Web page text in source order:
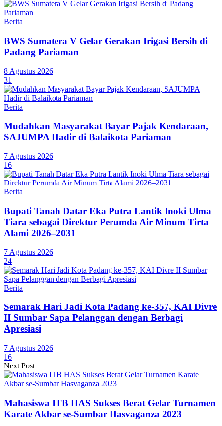
Berita
BWS Sumatera V Gelar Gerakan Irigasi Bersih di
Padang Pariaman
8 Agustus 2026
31
Berita
Mudahkan Masyarakat Bayar Pajak Kendaraan,
SAJUMPA Hadir di Balaikota Pariaman
7 Agustus 2026
16
Berita
Bupati Tanah Datar Eka Putra Lantik Inoki Ulma
Tiara sebagai Direktur Perumda Air Minum Tirta
Alami 2026–2031
7 Agustus 2026
24
Berita
Semarak Hari Jadi Kota Padang ke-357, KAI Divre
II Sumbar Sapa Pelanggan dengan Berbagi
Apresiasi
7 Agustus 2026
16
Next Post
Mahasiswa ITB HAS Sukses Berat Gelar Turnamen
Karate Akbar se-Sumbar Hasvaganza 2023